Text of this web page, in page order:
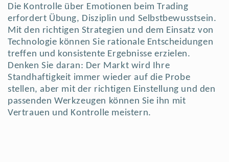
Die Kontrolle über Emotionen beim Trading
erfordert Übung, Disziplin und Selbstbewusstsein.
Mit den richtigen Strategien und dem Einsatz von
Technologie können Sie rationale Entscheidungen
treffen und konsistente Ergebnisse erzielen.
Denken Sie daran: Der Markt wird Ihre
Standhaftigkeit immer wieder auf die Probe
stellen, aber mit der richtigen Einstellung und den
passenden Werkzeugen können Sie ihn mit
Vertrauen und Kontrolle meistern.